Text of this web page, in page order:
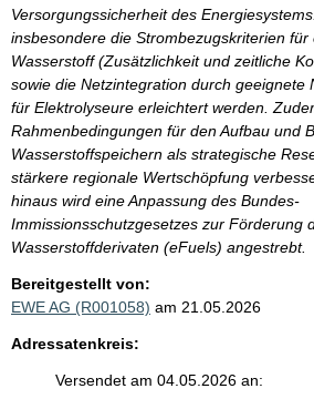
Versorgungssicherheit des
insbesondere die Strombezugskriterien
Wasserstoff (Zusätzlichkeit und zeitliche
sowie die Netzintegration durch geeignete
für Elektrolyseure erleichtert werden.
Rahmenbedingungen für den Aufbau und
Wasserstoffspeichern als strategische
stärkere regionale Wertschöpfung
hinaus wird eine Anpassung des Bundes-
Immissionsschutzgesetzes zur Förderung
Wasserstoffderivaten (eFuels) angestrebt.
Bereitgestellt von:
EWE AG (R001058) am 21.05.2026
Adressatenkreis:
Versendet am 04.05.2026 an: